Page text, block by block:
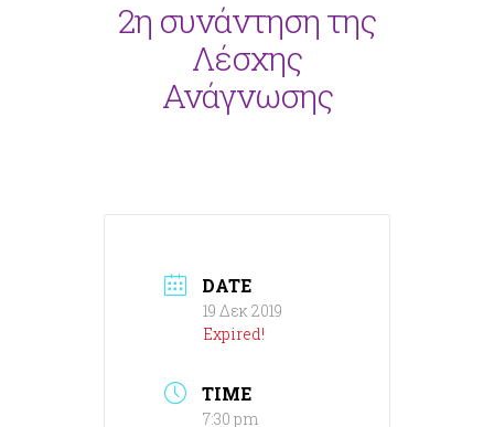
2η συνάντηση της
Λέσχης
Ανάγνωσης
DATE
19 Δεκ 2019
Expired!
TIME
7:30 pm